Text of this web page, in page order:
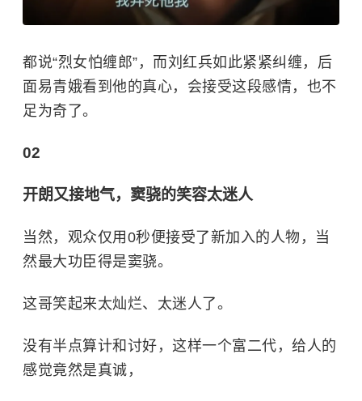
都说“烈女怕缠郎”，而刘红兵如此紧紧纠缠，后
面易青娥看到他的真心，会接受这段感情，也不
足为奇了。
02
开朗又接地气，窦骁的笑容太迷人
当然，观众仅用0秒便接受了新加入的人物，当
然最大功臣得是窦骁。
这哥笑起来太灿烂、太迷人了。
没有半点算计和讨好，这样一个富二代，给人的
感觉竟然是真诚，